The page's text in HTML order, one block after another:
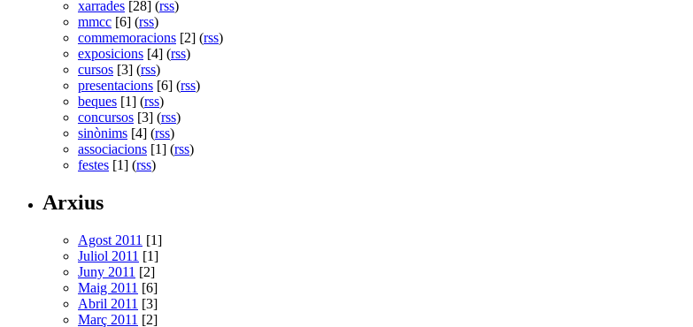
xarrades [28] (rss)
mmcc [6] (rss)
commemoracions [2] (rss)
exposicions [4] (rss)
cursos [3] (rss)
presentacions [6] (rss)
beques [1] (rss)
concursos [3] (rss)
sinònims [4] (rss)
associacions [1] (rss)
festes [1] (rss)
Arxius
Agost 2011 [1]
Juliol 2011 [1]
Juny 2011 [2]
Maig 2011 [6]
Abril 2011 [3]
Març 2011 [2]